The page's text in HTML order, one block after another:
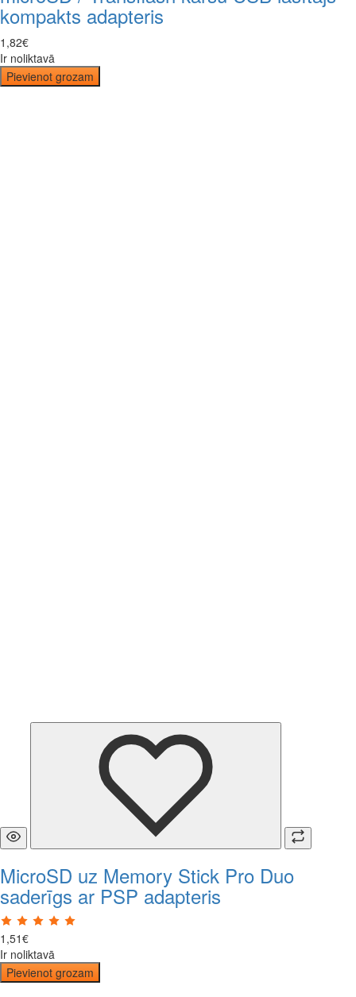
kompakts adapteris
1 ,82€
Ir noliktavā
Pievienot grozam
MicroSD uz Memory Stick Pro Duo
saderīgs ar PSP adapteris
1 ,51€
Ir noliktavā
Pievienot grozam